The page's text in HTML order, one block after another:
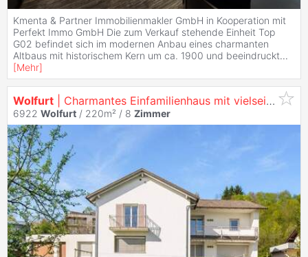
Kmenta & Partner Immobilienmakler GmbH in Kooperation mit
Perfekt Immo GmbH Die zum Verkauf stehende Einheit Top
G02 befindet sich im modernen Anbau eines charmanten
Altbaus mit historischem Kern um ca. 1900 und beeindruckt...
[Mehr]
Wolfurt | Charmantes Einfamilienhaus mit vielseitigen Möglichkeiten
6922 Wolfurt / 220m² / 8 Zimmer